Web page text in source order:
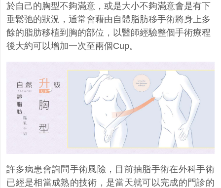
於自己的胸型不夠滿意，或是大小不夠滿意會是有下
垂鬆弛的狀況，通常會藉由自體脂肪移手術將身上多
餘的脂肪移植到胸的部位，以醫師經驗整個手術療程
後大約可以增加一次至兩個Cup。
許多病患會詢問手術風險，目前抽脂手術在外科手術
已經是相當成熟的技術，是當天就可以完成的門診的